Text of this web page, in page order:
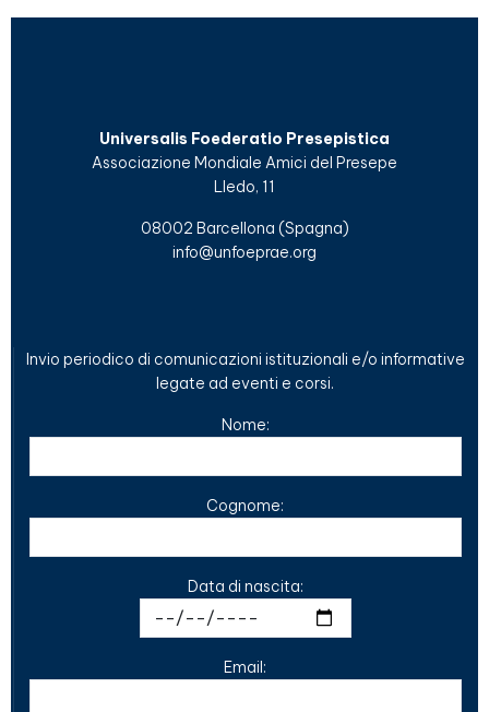
Universalis Foederatio Presepistica
Associazione Mondiale Amici del Presepe
Lledo, 11
08002 Barcellona (Spagna)
info@unfoeprae.org
Invio periodico di comunicazioni istituzionali e/o informative
legate ad eventi e corsi.
Nome:
Cognome:
Data di nascita:
Email: